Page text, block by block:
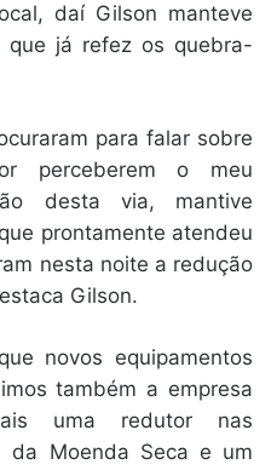
daí Gilson manteve
que já refez os quebra-
para falar sobre
perceberem o meu
desta via, mantive
prontamente atendeu
nesta noite a redução
Gilson.
novos equipamentos
também a empresa
uma redutor nas
da Moenda Seca e um